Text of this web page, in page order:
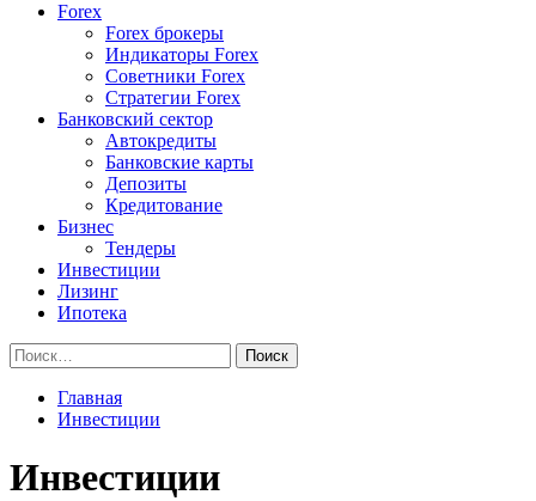
Forex
Forex брокеры
Индикаторы Forex
Советники Forex
Стратегии Forex
Банковский сектор
Автокредиты
Банковские карты
Депозиты
Кредитование
Бизнес
Тендеры
Инвестиции
Лизинг
Ипотека
Найти:
Главная
Инвестиции
Инвестиции